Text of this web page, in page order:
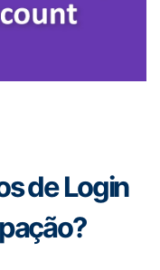
de Login